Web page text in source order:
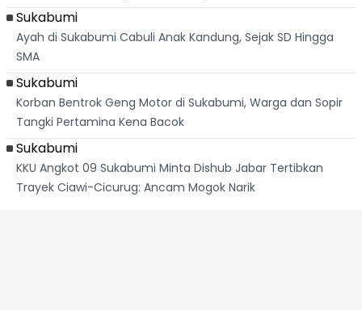
Sukabumi
Ayah di Sukabumi Cabuli Anak Kandung, Sejak SD Hingga
SMA
Sukabumi
Korban Bentrok Geng Motor di Sukabumi, Warga dan Sopir
Tangki Pertamina Kena Bacok
Sukabumi
KKU Angkot 09 Sukabumi Minta Dishub Jabar Tertibkan
Trayek Ciawi-Cicurug: Ancam Mogok Narik